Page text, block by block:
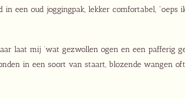
een oud joggingpak, lekker comfortabel, “oeps
laat mij ‘wat gezwollen ogen en een pafferig
in een soort van staart, blozende wangen